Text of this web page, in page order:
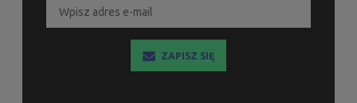
ZAPISZ SIĘ